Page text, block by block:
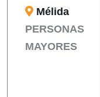
Mélida
PERSONAS
MAYORES